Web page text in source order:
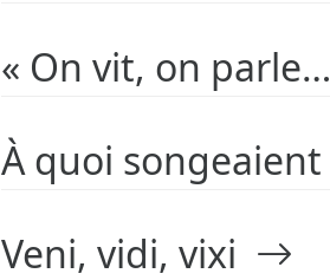
« On vit, on
À quoi
Veni, vidi, vixi